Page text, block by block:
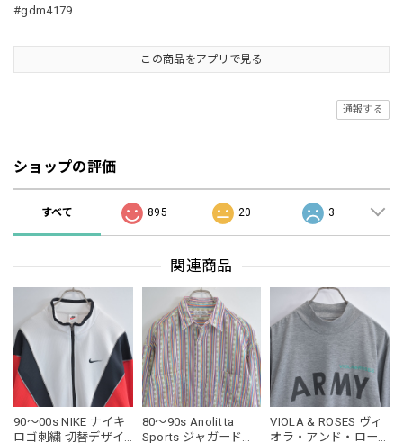
#gdm4179
この商品をアプリで見る
通報する
ショップの評価
すべて 895 20 3
関連商品
90～00s NIKE ナイキ
ロゴ刺繍 切替デザイ
80～90s Anolitta
Sports ジャガード刺
VIOLA & ROSES ヴィ
オラ・アンド・ロー